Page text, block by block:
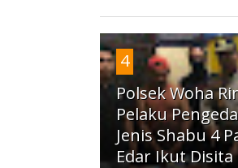
4
Polsek Woha
Pelaku
Jenis Shabu 4
Edar Ikut Disita